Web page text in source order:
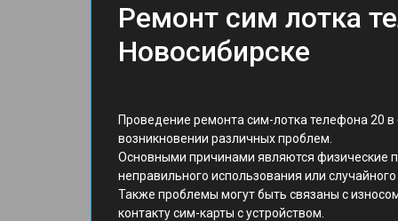
Ремонт сим лотка
Новосибирске
Проведение ремонта сим-лотка телефона 20
возникновении различных проблем.
Основными причинами являются физические
неправильного использования или случайного
Также проблемы могут быть связаны с
контакту сим-карты с устройством.